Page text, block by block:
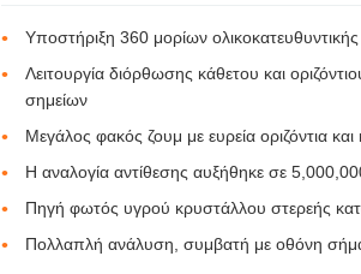
Υποστήριξη 360 μορίων
Λειτουργία διόρθωσης κάθετου και
σημείων
Μεγάλος φακός ζουμ με ευρεία οριζόντια
Η αναλογία αντίθεσης αυξήθηκε σε
Πηγή φωτός υγρού κρυστάλλου στερεής
Πολλαπλή ανάλυση, συμβατή με οθόνη